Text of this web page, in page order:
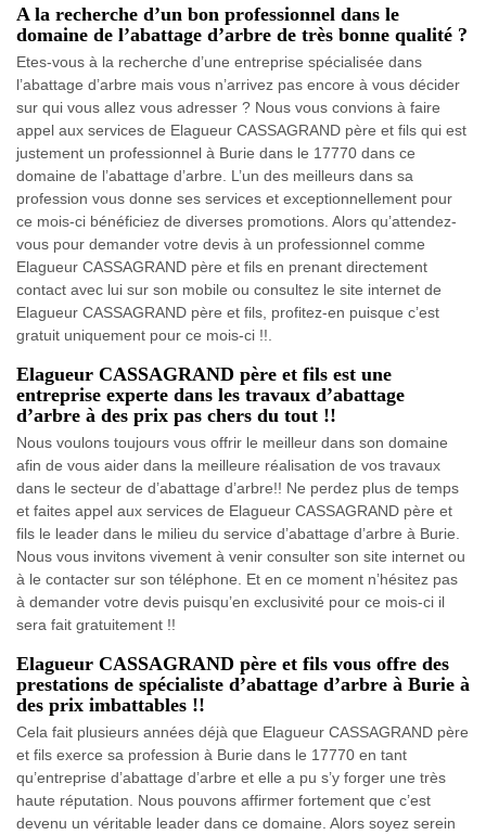
A la recherche d’un bon professionnel dans le
domaine de l’abattage d’arbre de très bonne qualité ?
Etes-vous à la recherche d’une entreprise spécialisée dans
l’abattage d’arbre mais vous n’arrivez pas encore à vous décider
sur qui vous allez vous adresser ? Nous vous convions à faire
appel aux services de Elagueur CASSAGRAND père et fils qui est
justement un professionnel à Burie dans le 17770 dans ce
domaine de l’abattage d’arbre. L’un des meilleurs dans sa
profession vous donne ses services et exceptionnellement pour
ce mois-ci bénéficiez de diverses promotions. Alors qu’attendez-
vous pour demander votre devis à un professionnel comme
Elagueur CASSAGRAND père et fils en prenant directement
contact avec lui sur son mobile ou consultez le site internet de
Elagueur CASSAGRAND père et fils, profitez-en puisque c’est
gratuit uniquement pour ce mois-ci !!.
Elagueur CASSAGRAND père et fils est une
entreprise experte dans les travaux d’abattage
d’arbre à des prix pas chers du tout !!
Nous voulons toujours vous offrir le meilleur dans son domaine
afin de vous aider dans la meilleure réalisation de vos travaux
dans le secteur de d’abattage d’arbre!! Ne perdez plus de temps
et faites appel aux services de Elagueur CASSAGRAND père et
fils le leader dans le milieu du service d’abattage d’arbre à Burie.
Nous vous invitons vivement à venir consulter son site internet ou
à le contacter sur son téléphone. Et en ce moment n’hésitez pas
à demander votre devis puisqu’en exclusivité pour ce mois-ci il
sera fait gratuitement !!
Elagueur CASSAGRAND père et fils vous offre des
prestations de spécialiste d’abattage d’arbre à Burie à
des prix imbattables !!
Cela fait plusieurs années déjà que Elagueur CASSAGRAND père
et fils exerce sa profession à Burie dans le 17770 en tant
qu’entreprise d’abattage d’arbre et elle a pu s’y forger une très
haute réputation. Nous pouvons affirmer fortement que c’est
devenu un véritable leader dans ce domaine. Alors soyez serein